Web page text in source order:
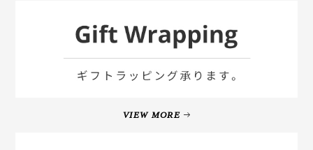
VIEW MORE